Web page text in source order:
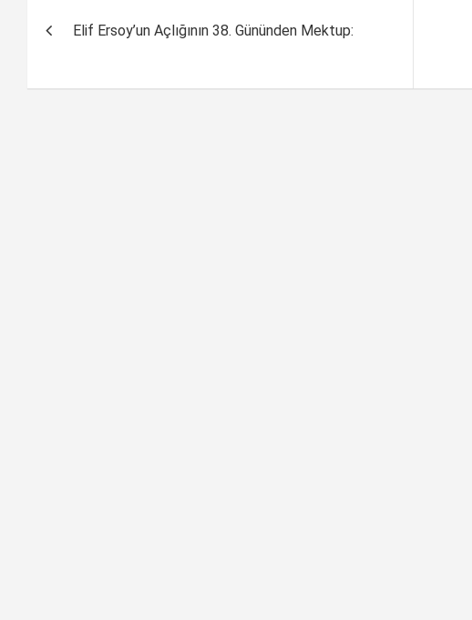
dolaşımı
Elif Ersoy’un Açlığının 38. Gününden Mektup: